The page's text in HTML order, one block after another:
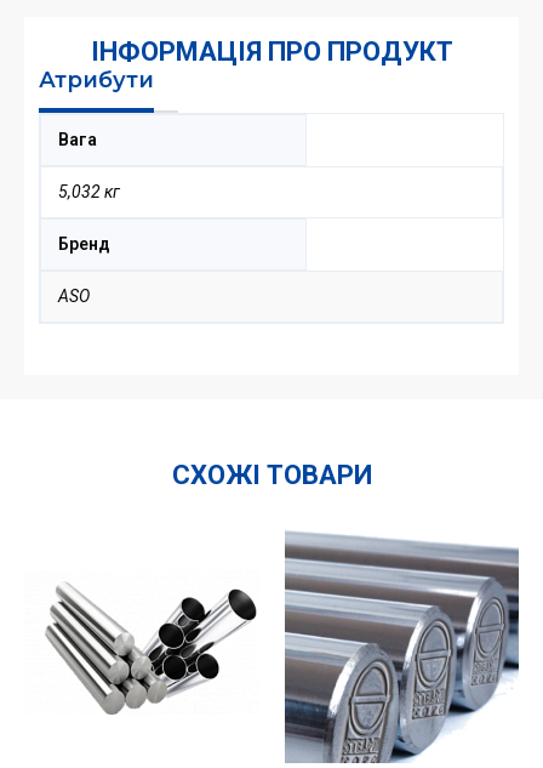
ІНФОРМАЦІЯ ПРО ПРОДУКТ
Атрибути
Вага
5,032 кг
Бренд
ASO
СХОЖІ ТОВАРИ